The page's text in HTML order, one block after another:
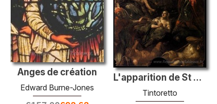
L'apparition de St Roch
Tintoretto
Anges de création
Edward Burne-Jones